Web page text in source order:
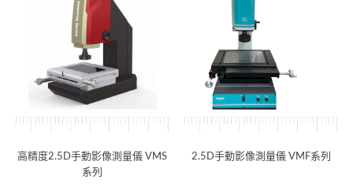
高精度2.5D手動影像測量儀 VMS
系列
2.5D手動影像測量儀 VMF系列